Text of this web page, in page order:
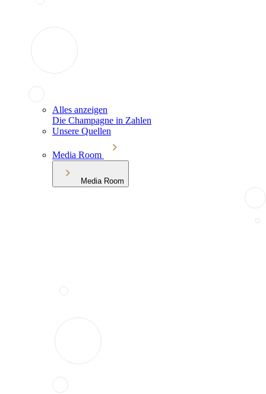
Alles anzeigen
Die Champagne in Zahlen
Unsere Quellen
Media Room
Media Room